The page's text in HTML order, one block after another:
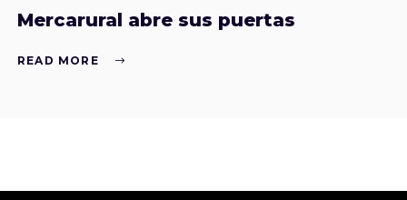
Mercarural abre sus puertas
READ MORE